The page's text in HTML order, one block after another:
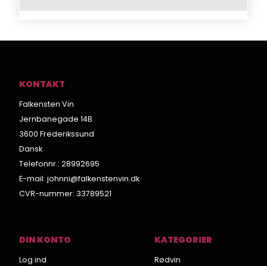
KONTAKT
Falkensten Vin
Jernbanegade 14B
3600 Frederikssund
Dansk
Telefonnr.: 28992695
E-mail: johnni@falkenstenvin.dk
CVR-nummer: 33789521
DIN KONTO
Log ind
KATEGORIER
Rødvin